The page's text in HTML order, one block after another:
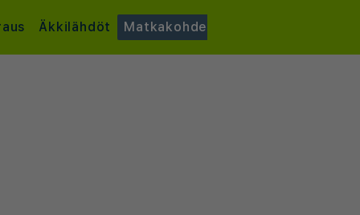
Äkkilähdöt Matkakohde